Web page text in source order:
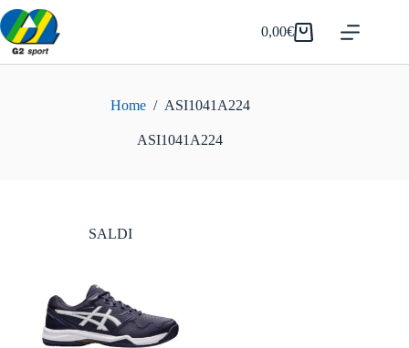
Salta
al
contenuto
Carrello
0,00€
Home / ASI1041A224
ASI1041A224
SALDI